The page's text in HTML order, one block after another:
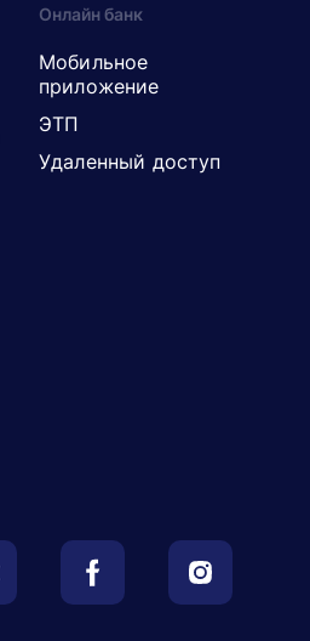
Онлайн банк
Мобильное
приложение
ЭТП
Удаленный доступ